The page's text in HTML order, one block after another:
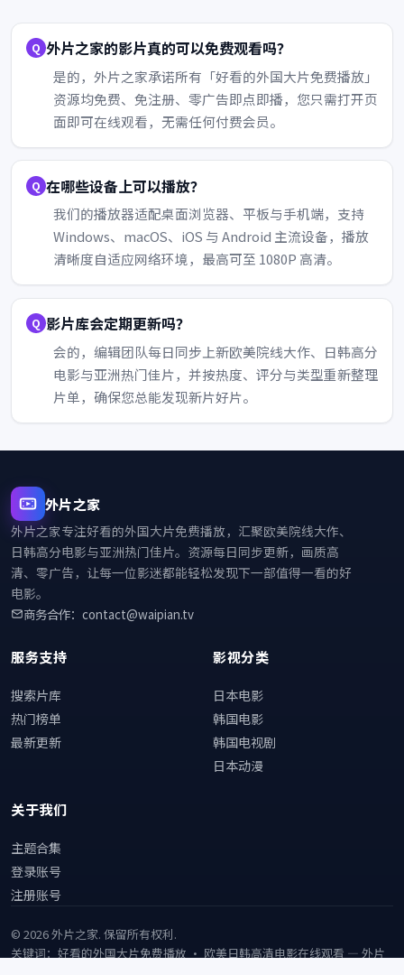
外片之家的影片真的可以免费观看吗？
是的，外片之家承诺所有「好看的外国大片免费播放」
资源均免费、免注册、零广告即点即播，您只需打开页
面即可在线观看，无需任何付费会员。
在哪些设备上可以播放？
我们的播放器适配桌面浏览器、平板与手机端，支持
Windows、macOS、iOS 与 Android 主流设备，播放
清晰度自适应网络环境，最高可至 1080P 高清。
影片库会定期更新吗？
会的，编辑团队每日同步上新欧美院线大作、日韩高分
电影与亚洲热门佳片，并按热度、评分与类型重新整理
片单，确保您总能发现新片好片。
外片之家
外片之家专注好看的外国大片免费播放，汇聚欧美院线大作、
日韩高分电影与亚洲热门佳片。资源每日同步更新，画质高
清、零广告，让每一位影迷都能轻松发现下一部值得一看的好
电影。
商务合作：contact@waipian.tv
服务支持
搜索片库
热门榜单
最新更新
影视分类
日本电影
韩国电影
韩国电视剧
日本动漫
关于我们
主题合集
登录账号
注册账号
© 2026外片之家. 保留所有权利.
关键词：好看的外国大片免费播放 · 欧美日韩高清电影在线观看 — 外片